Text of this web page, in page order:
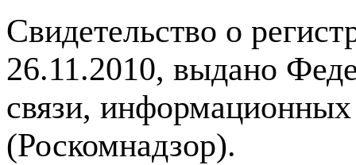
Свидетельство о
26.11.2010, выдано
связи,
(Роскомнадзор).